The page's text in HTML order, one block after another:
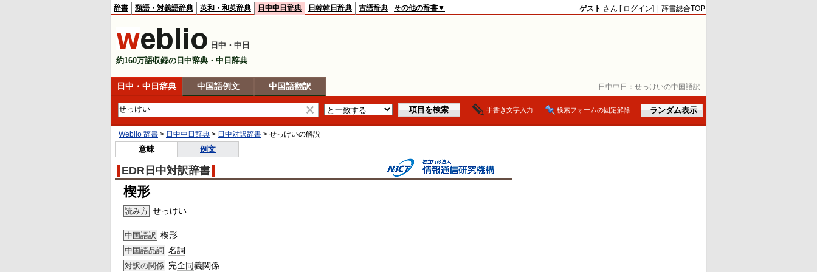
日中中日： せっけいの中国語訳
辞書 類語・対義語辞典 英和・和英辞典 日中中日辞典 日韓韓日辞典 古語辞典 その他の辞書▼ ゲスト さん [ ログイン] | 辞書総合TOP
日中・中日
約160万語収録の日中辞典・中日辞典
日中・中日辞典 中国語例文 中国語翻訳
手書き文字入力 検索フォームの固定解除
Weblio 辞書 > 日中中日辞典 > 日中対訳辞書 > せっけいの解説
意味 例文
EDR日中対訳辞書
楔形
読み方 せっけい
中国語訳 楔形
中国語品詞 名詞
対訳の関係 完全同義関係